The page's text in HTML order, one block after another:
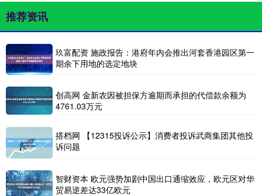
推荐资讯
玖富配资 施政报告：港府年内会推出河套香港园区第一
期余下用地的选定地块
创高网 金新农因被担保方逾期而承担的代偿款余额为
4761.03万元
搭档网 【12315投诉公示】消费者投诉武商集团其他投
诉问题
智财资本 欧元强势加剧中国出口通缩效应，欧元区对华
贸易逆差达33亿欧元